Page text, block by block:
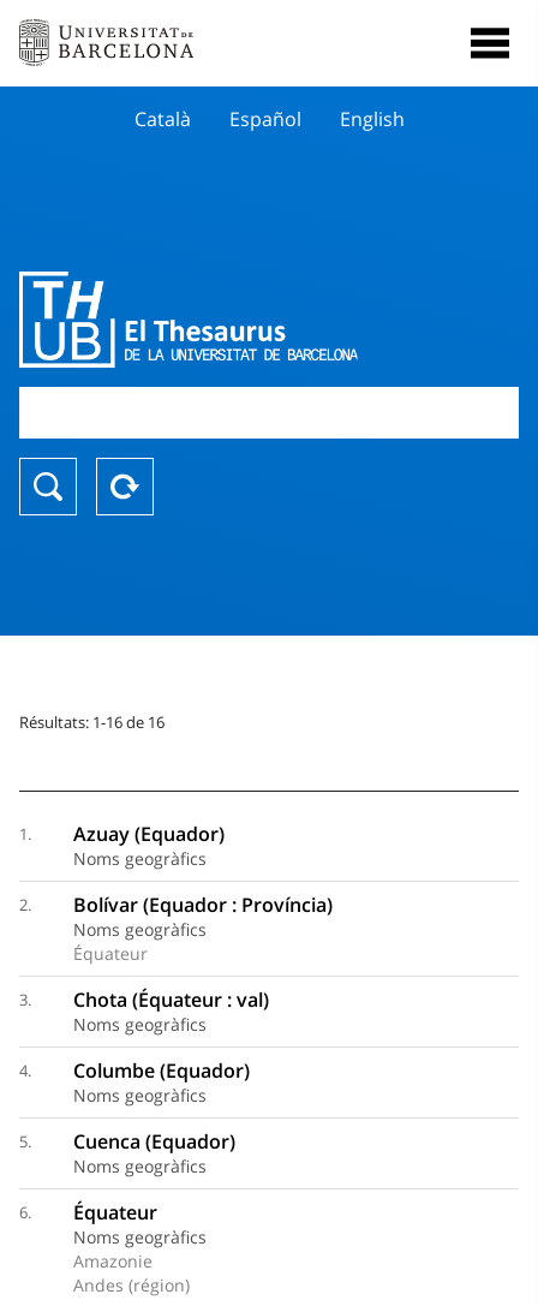
Català Español English
Résultats: 1-16 de 16
1. Azuay (Equador)
Noms geogràfics
2. Bolívar (Equador : Província)
Noms geogràfics
Équateur
3. Chota (Équateur : val)
Noms geogràfics
4. Columbe (Equador)
Noms geogràfics
5. Cuenca (Equador)
Noms geogràfics
6. Équateur
Noms geogràfics
Amazonie
Andes (région)